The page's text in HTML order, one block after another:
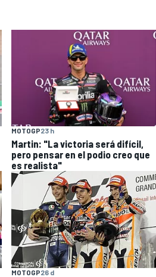
MOTOGP23 h
Martin: "La victoria será difícil,
pero pensar en el podio creo que
es realista"
MOTOGP26 d